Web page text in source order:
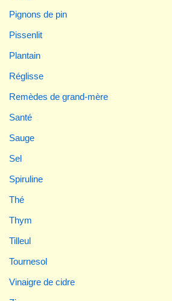
Pignons de pin
Pissenlit
Plantain
Réglisse
Remèdes de grand-mère
Santé
Sauge
Sel
Spiruline
Thé
Thym
Tilleul
Tournesol
Vinaigre de cidre